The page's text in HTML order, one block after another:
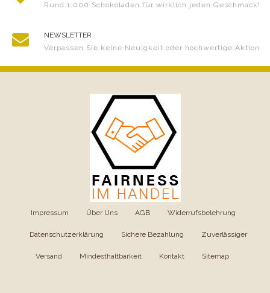
Rund 1.000 Schokoladen für wirklich jeden Geschmack!
NEWSLETTER
Verpassen Sie keine Neuigkeit oder hochwertige Aktion
Impressum Über Uns AGB Widerrufsbelehrung
Datenschutzerklärung Sichere Bezahlung Zuverlässiger
Versand Mindesthaltbarkeit Kontakt Sitemap